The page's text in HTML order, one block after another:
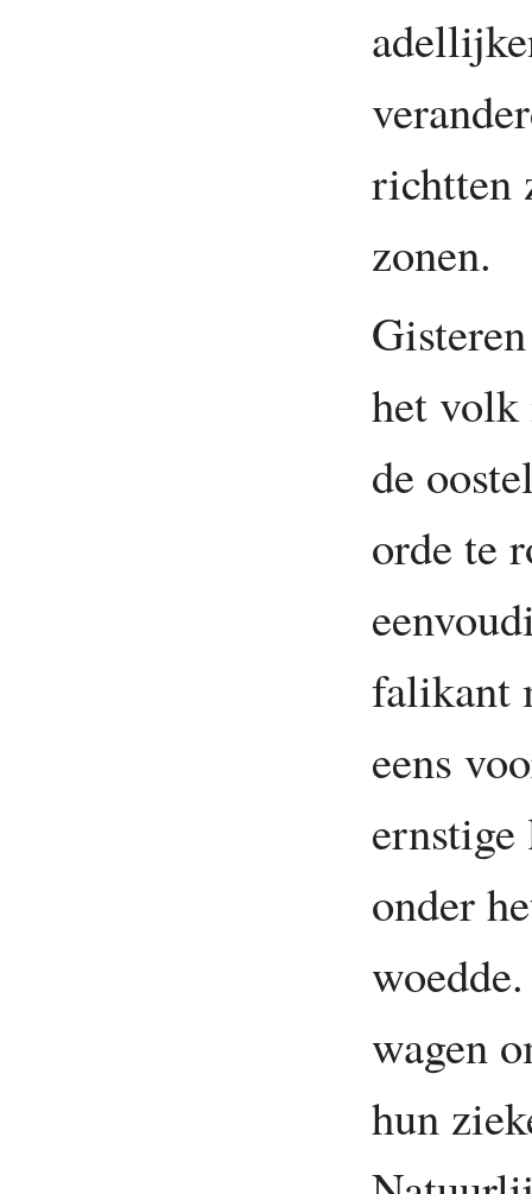
richtten
zonen.
het volk
de
orde te
falikant
eens
ernstige
onder
wagen
hun